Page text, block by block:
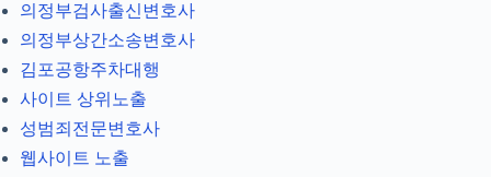
의정부검사출신변호사
의정부상간소송변호사
김포공항주차대행
사이트 상위노출
성범죄전문변호사
웹사이트 노출